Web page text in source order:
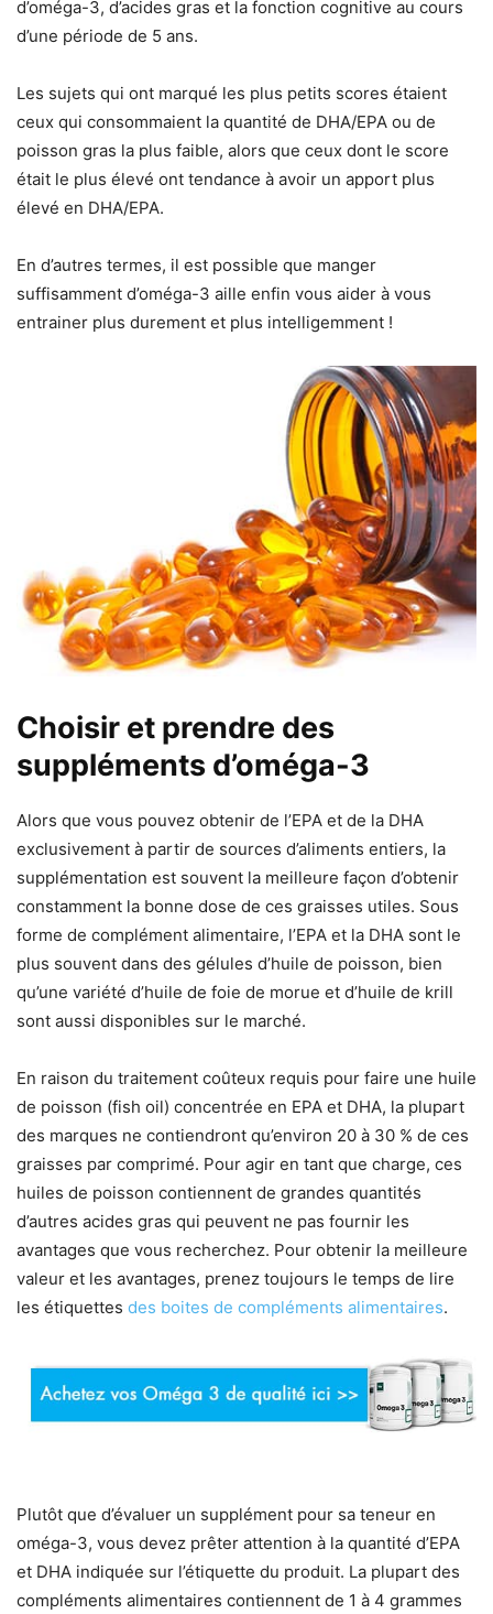
d’oméga-3, d’acides gras et la fonction cognitive au cours
d’une période de 5 ans.
Les sujets qui ont marqué les plus petits scores étaient
ceux qui consommaient la quantité de DHA/EPA ou de
poisson gras la plus faible, alors que ceux dont le score
était le plus élevé ont tendance à avoir un apport plus
élevé en DHA/EPA.
En d’autres termes, il est possible que manger
suffisamment d’oméga-3 aille enfin vous aider à vous
entrainer plus durement et plus intelligemment !
Choisir et prendre des
suppléments d’oméga-3
Alors que vous pouvez obtenir de l’EPA et de la DHA
exclusivement à partir de sources d’aliments entiers, la
supplémentation est souvent la meilleure façon d’obtenir
constamment la bonne dose de ces graisses utiles. Sous
forme de complément alimentaire, l’EPA et la DHA sont le
plus souvent dans des gélules d’huile de poisson, bien
qu’une variété d’huile de foie de morue et d’huile de krill
sont aussi disponibles sur le marché.
En raison du traitement coûteux requis pour faire une huile
de poisson (fish oil) concentrée en EPA et DHA, la plupart
des marques ne contiendront qu’environ 20 à 30 % de ces
graisses par comprimé. Pour agir en tant que charge, ces
huiles de poisson contiennent de grandes quantités
d’autres acides gras qui peuvent ne pas fournir les
avantages que vous recherchez. Pour obtenir la meilleure
valeur et les avantages, prenez toujours le temps de lire
les étiquettes des boites de compléments alimentaires.
Plutôt que d’évaluer un supplément pour sa teneur en
oméga-3, vous devez prêter attention à la quantité d’EPA
et DHA indiquée sur l’étiquette du produit. La plupart des
compléments alimentaires contiennent de 1 à 4 grammes